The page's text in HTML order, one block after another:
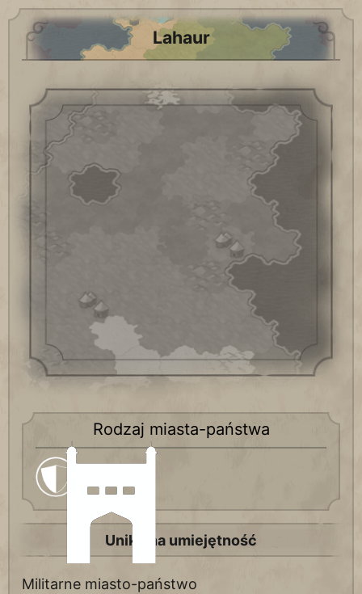
Lahaur
Rodzaj miasta-państwa
Unikalna umiejętność
Militarne miasto-państwo